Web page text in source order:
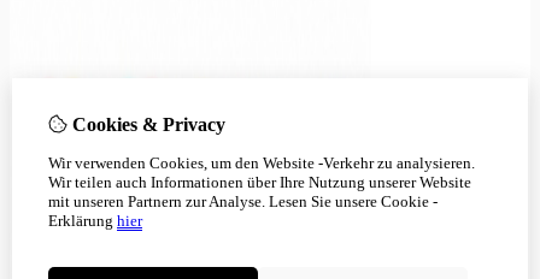
Cookies & Privacy
Wir verwenden Cookies, um den Website -Verkehr zu analysieren.
Wir teilen auch Informationen über Ihre Nutzung unserer Website
mit unseren Partnern zur Analyse. Lesen Sie unsere Cookie -
Erklärung hier